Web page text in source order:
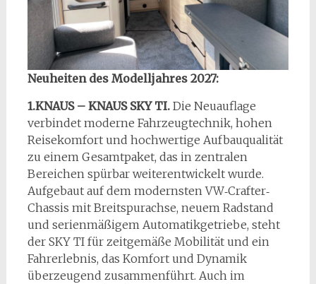
Neuheiten des Modelljahres 2027:
1.KNAUS – KNAUS SKY TI. Die Neuauflage
verbindet moderne Fahrzeugtechnik, hohen
Reisekomfort und hochwertige Aufbauqualität
zu einem Gesamtpaket, das in zentralen
Bereichen spürbar weiterentwickelt wurde.
Aufgebaut auf dem modernsten VW‐Crafter‐
Chassis mit Breitspurachse, neuem Radstand
und serienmäßigem Automatikgetriebe, steht
der SKY TI für zeitgemäße Mobilität und ein
Fahrerlebnis, das Komfort und Dynamik
überzeugend zusammenführt. Auch im